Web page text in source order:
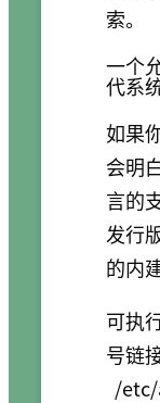
索。
一个
代系
如果
会明
言的
发行
的内
可执
号链
/